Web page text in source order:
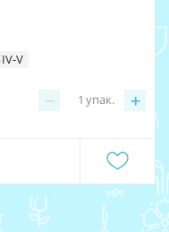
IV-V
− +
1 упак.